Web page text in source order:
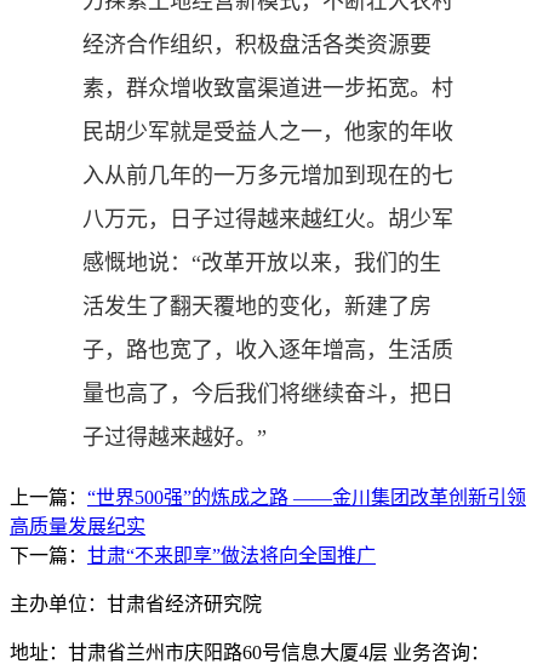
经济合作组织，积极盘活各类资源要
素，群众增收致富渠道进一步拓宽。村
民胡少军就是受益人之一，他家的年收
入从前几年的一万多元增加到现在的七
八万元，日子过得越来越红火。胡少军
感慨地说：“改革开放以来，我们的生
活发生了翻天覆地的变化，新建了房
子，路也宽了，收入逐年增高，生活质
量也高了，今后我们将继续奋斗，把日
子过得越来越好。”
上一篇： “世界500强”的炼成之路 ——金川集团改革创新引领
高质量发展纪实
下一篇： 甘肃“不来即享”做法将向全国推广
主办单位：甘肃省经济研究院
地址：甘肃省兰州市庆阳路60号信息大厦4层 业务咨询：